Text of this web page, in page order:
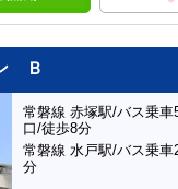
Ｂ
常磐線 赤塚駅/バス乗
口/徒歩8分
常磐線 水戸駅/バス乗
分